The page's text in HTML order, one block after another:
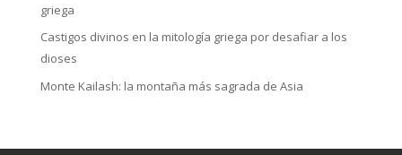
griega
Castigos divinos en la mitología griega por desafiar a los
dioses
Monte Kailash: la montaña más sagrada de Asia